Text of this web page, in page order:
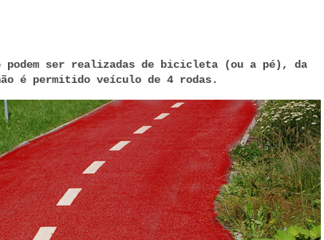
e podem ser realizadas de bicicleta (ou a pé), da
é permitido veículo de 4 rodas.